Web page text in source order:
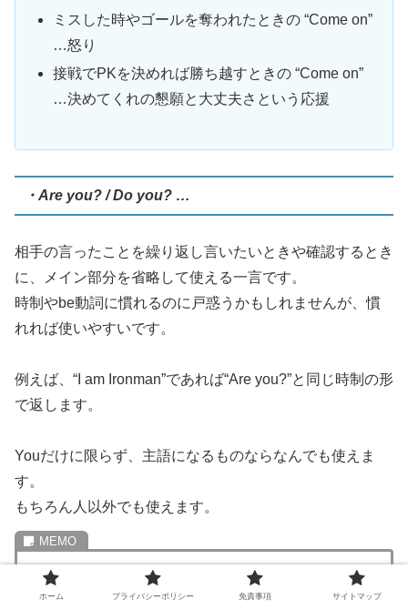
ミスした時やゴールを奪われたときの “Come on”
…怒り
接戦でPKを決めれば勝ち越すときの “Come on”
…決めてくれの懇願と大丈夫さという応援
・ Are you? / Do you? …
相手の言ったことを繰り返し言いたいときや確認するとき
に、メイン部分を省略して使える一言です。
時制やbe動詞に慣れるのに戸惑うかもしれませんが、慣
れれば使いやすいです。
例えば、“I am Ironman”であれば“Are you?”と同じ時制の形
で返します。
Youだけに限らず、主語になるものならなんでも使えま
す。
もちろん人以外でも使えます。
例文１ ）
A: “He has been to Gunkanjima (Hashima island)
ホーム プライバシーポリシー 免責事項 サイトマップ